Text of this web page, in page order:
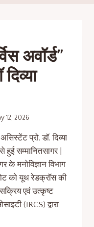
अवॉर्ड”
12, 2026
प्रो. डॉ. दिव्या
हुई सम्मानितसागर |
के मनोविज्ञान विभाग
को यूथ रेडक्रॉस की
सक्रिय एवं उत्कृष्ट
(IRCS) द्वारा